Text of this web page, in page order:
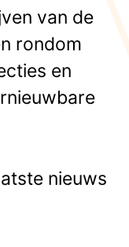
van de
rondom
en
nieuws